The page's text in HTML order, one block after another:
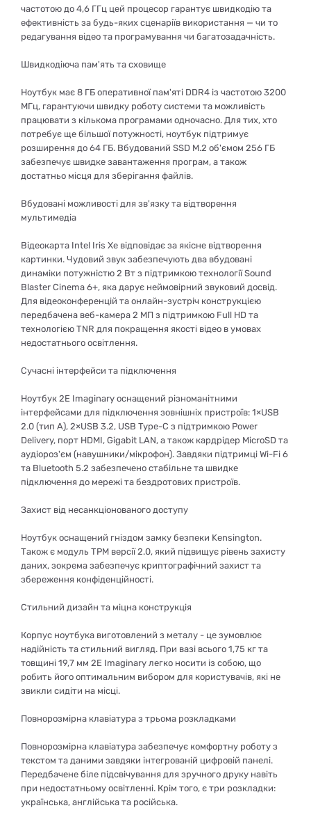
частотою до 4,6 ГГц цей процесор гарантує швидкодію та
ефективність за будь-яких сценаріїв використання — чи то
редагування відео та програмування чи багатозадачність.
Швидкодіюча пам'ять та сховище
Ноутбук має 8 ГБ оперативної пам'яті DDR4 із частотою 3200
МГц, гарантуючи швидку роботу системи та можливість
працювати з кількома програмами одночасно. Для тих, хто
потребує ще більшої потужності, ноутбук підтримує
розширення до 64 ГБ. Вбудований SSD M.2 об'ємом 256 ГБ
забезпечує швидке завантаження програм, а також
достатньо місця для зберігання файлів.
Вбудовані можливості для зв'язку та відтворення
мультимедіа
Відеокарта Intel Iris Xe відповідає за якісне відтворення
картинки. Чудовий звук забезпечують два вбудовані
динаміки потужністю 2 Вт з підтримкою технології Sound
Blaster Cinema 6+, яка дарує неймовірний звуковий досвід.
Для відеоконференцій та онлайн-зустріч конструкцією
передбачена веб-камера 2 МП з підтримкою Full HD та
технологією TNR для покращення якості відео в умовах
недостатнього освітлення.
Сучасні інтерфейси та підключення
Ноутбук 2E Imaginary оснащений різноманітними
інтерфейсами для підключення зовнішніх пристроїв: 1×USB
2.0 (тип A), 2×USB 3.2, USB Type-C з підтримкою Power
Delivery, порт HDMI, Gigabit LAN, а також кардрідер MicroSD та
аудіороз'єм (навушники/мікрофон). Завдяки підтримці Wi-Fi 6
та Bluetooth 5.2 забезпечено стабільне та швидке
підключення до мережі та бездротових пристроїв.
Захист від несанкціонованого доступу
Ноутбук оснащений гніздом замку безпеки Kensington.
Також є модуль TPM версії 2.0, який підвищує рівень захисту
даних, зокрема забезпечує криптографічний захист та
збереження конфіденційності.
Стильний дизайн та міцна конструкція
Корпус ноутбука виготовлений з металу - це зумовлює
надійність та стильний вигляд. При вазі всього 1,75 кг та
товщині 19,7 мм 2E Imaginary легко носити із собою, що
робить його оптимальним вибором для користувачів, які не
звикли сидіти на місці.
Повнорозмірна клавіатура з трьома розкладками
Повнорозмірна клавіатура забезпечує комфортну роботу з
текстом та даними завдяки інтегрованій цифровій панелі.
Передбачене біле підсвічування для зручного друку навіть
при недостатньому освітленні. Крім того, є три розкладки:
українська, англійська та російська.